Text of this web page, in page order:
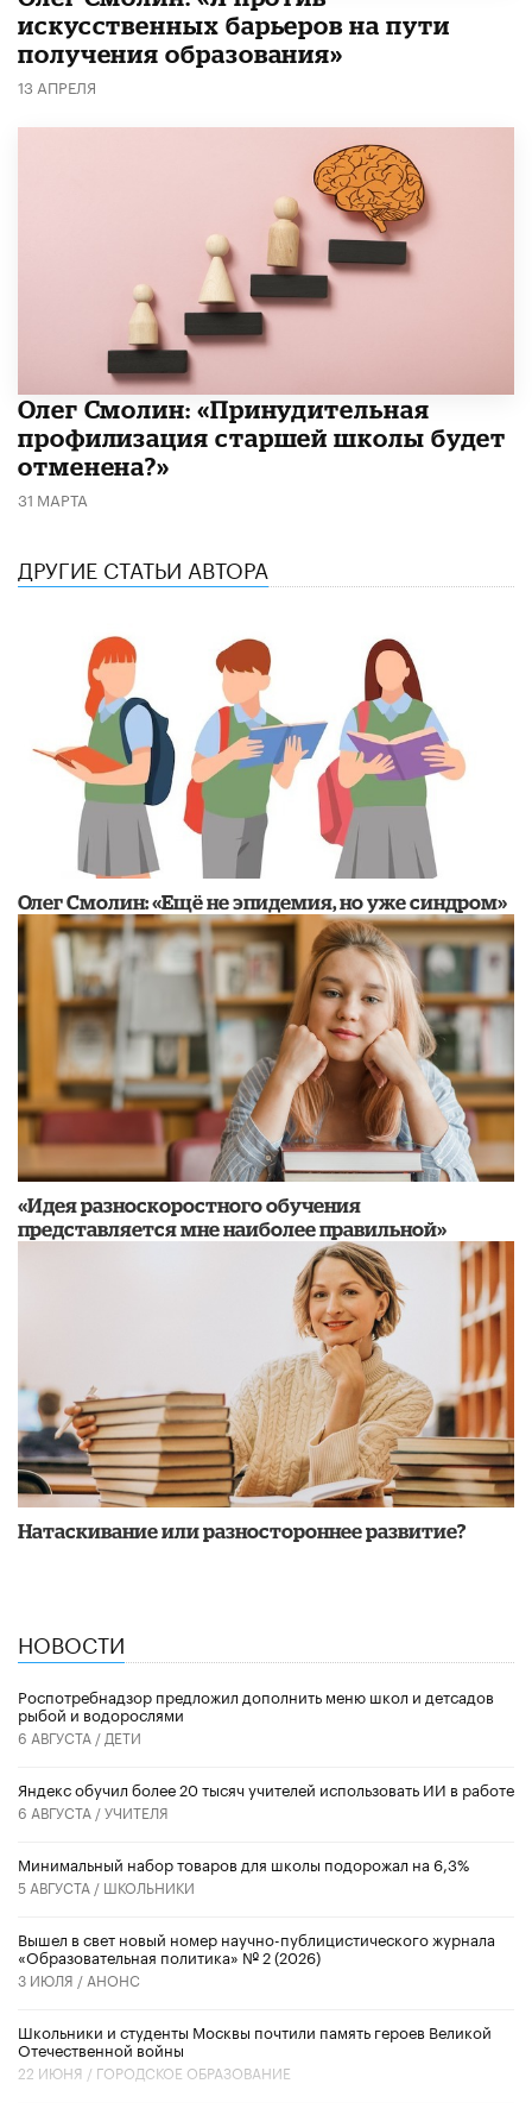
искусственных барьеров на пути
получения образования»
13 АПРЕЛЯ
​Олег Смолин: «Принудительная
профилизация старшей школы будет
отменена?»
31 МАРТА
ДРУГИЕ СТАТЬИ АВТОРА
​Олег Смолин: «Ещё не эпидемия, но уже синдром»
«Идея разноскоростного обучения
представляется мне наиболее правильной»
​Натаскивание или разностороннее развитие?
НОВОСТИ
Роспотребнадзор предложил дополнить меню школ и детсадов
рыбой и водорослями
6 АВГУСТА / ДЕТИ
​Яндекс обучил более 20 тысяч учителей использовать ИИ в работе
6 АВГУСТА /УЧИТЕЛЯ
Минимальный набор товаров для школы подорожал на 6,3%
5 АВГУСТА / ШКОЛЬНИКИ
Вышел в свет новый номер научно-публицистического журнала
«Образовательная политика» № 2 (2026)
3 ИЮЛЯ / АНОНС
Школьники и студенты Москвы почтили память героев Великой
Отечественной войны
22 ИЮНЯ / ГОРОДСКОЕ ОБРАЗОВАНИЕ